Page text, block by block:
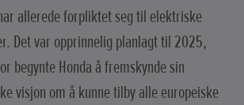
allerede forpliktet seg til elektriske
Det var opprinnelig planlagt til 2025,
begynte Honda å fremskynde sin
visjon om å kunne tilby alle europeiske